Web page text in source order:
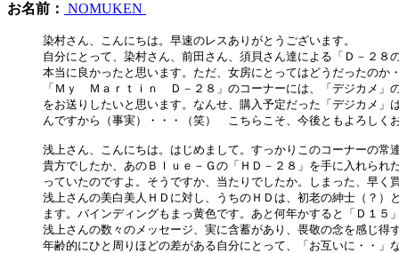
お名前： NOMUKEN
染村さん、こんにちは。早速のレスありがとうございます。
自分にとって、染村さん、前田さん、須貝さん達による「Ｄ－２８
本当に良かったと思います。ただ、女房にとってはどうだったの
「Ｍｙ　Ｍａｒｔｉｎ　Ｄ－２８」のコーナーには、「デジカメ」
をお送りしたいと思います。なんせ、購入予定だった「デジカメ」
んですから（事実）・・・（笑）　こちらこそ、今後ともよろしく
浅上さん、こんにちは。はじめまして。すっかりこのコーナーの常
貴方でしたか、あのＢｌｕｅ－Ｇの「ＨＤ－２８」を手に入れられ
っていたのですよ。そうですか、当たりでしたか。しまった、早く
浅上さんの美白美人ＨＤに対し、うちのＨＤは、初老の紳士（？）
ます。バインディングもまっ黄色です。あと何年かすると「Ｄ１５
浅上さんの数々のメッセージ、実に含蓄があり、畏敬の念を感じ得
年齢的にひと周りほどの差がある自分にとって、「お互いに・・」